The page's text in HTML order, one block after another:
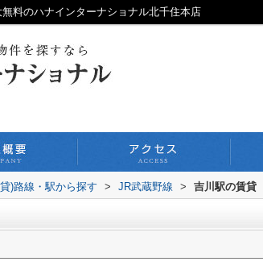
料のハナインターナショナル北千住本店
)路線・駅から探す > JR武蔵野線 > 吉川駅の賃貸